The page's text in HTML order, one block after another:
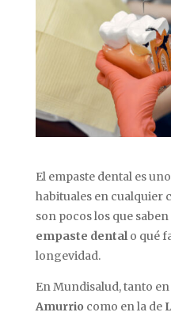
El empaste dental es
habituales en cualquier
son pocos los que
empaste dentalo qué
longevidad.
En Mundisalud, tanto
Amurrio como en la de